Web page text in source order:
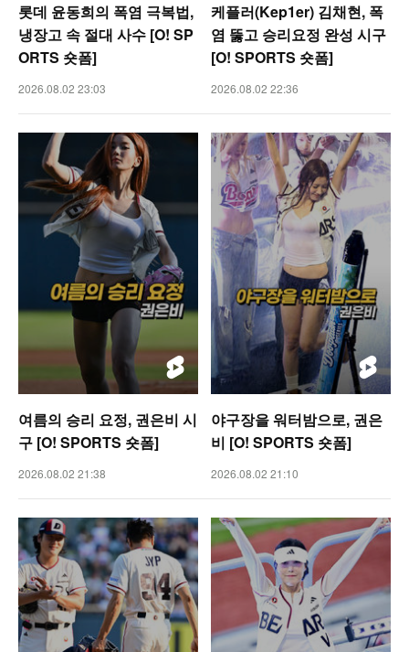
롯데 윤동희의 폭염 극복법,
냉장고 속 절대 사수 [O! SP
ORTS 숏폼]
2026.08.02 23:03
케플러(Kep1er) 김채현, 폭
염 뚫고 승리요정 완성 시구
[O! SPORTS 숏폼]
2026.08.02 22:36
여름의 승리 요정, 권은비 시
구 [O! SPORTS 숏폼]
2026.08.02 21:38
야구장을 워터밤으로, 권은
비 [O! SPORTS 숏폼]
2026.08.02 21:10